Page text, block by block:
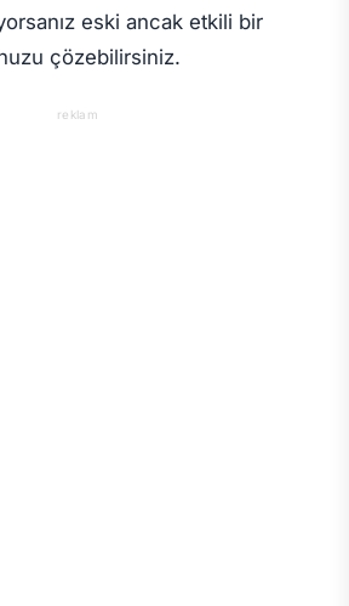
eski ancak etkili bir
çözebilirsiniz.
reklam